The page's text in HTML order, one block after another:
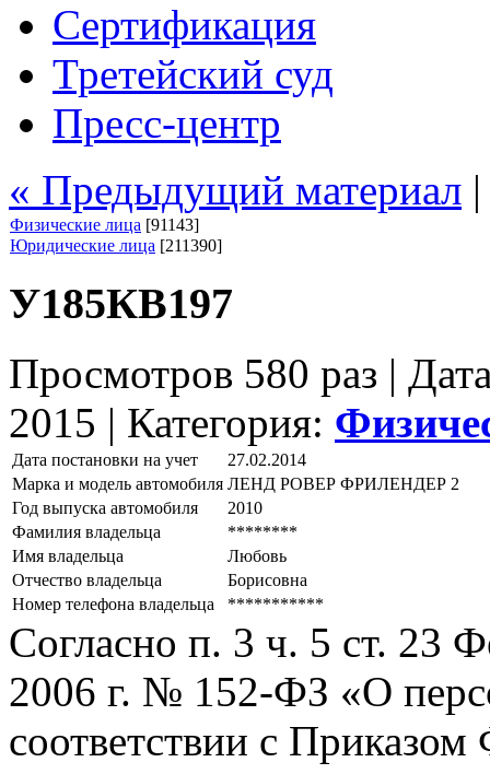
Сертификация
Третейский суд
Пресс-центр
« Предыдущий материал
Физические лица [91143]
Юридические лица [211390]
У185КВ197
Просмотров 580 раз |
2015 | Категория:
Дата постановки на учет
27.02.2014
Марка и модель автомобиля ЛЕНД РОВЕР ФРИЛЕНДЕР 2
Год выпуска автомобиля
2010
Фамилия владельца
********
Имя владельца
Любовь
Отчество владельца
Борисовна
Номер телефона владельца
***********
Согласно п. 3 ч. 5 ст. 23
2006 г. № 152-ФЗ «О
соответствии с